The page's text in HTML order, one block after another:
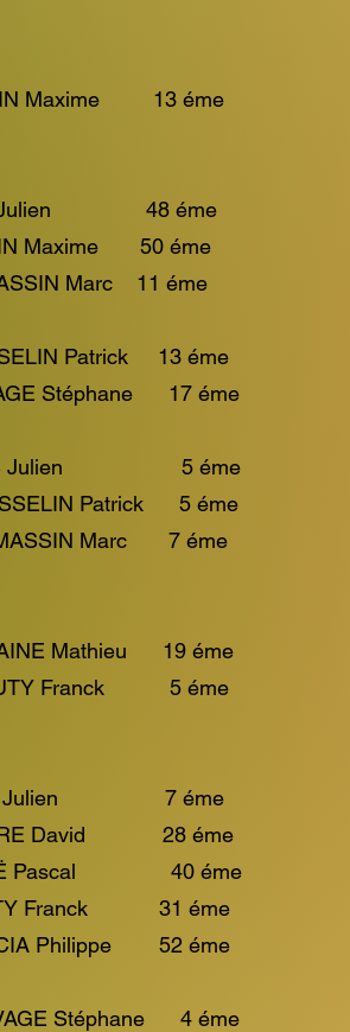
Maxime 13 éme
Julien 48 éme
Maxime 50 éme
Marc 11 éme
13 éme
17 éme
Julien 5 éme
Patrick 5 éme
Marc 7 éme
Mathieu 19 éme
Franck 5 éme
Julien 7 éme
éme
Pascal 40 éme
Franck 31 éme
52 éme
Stéphane 4 éme